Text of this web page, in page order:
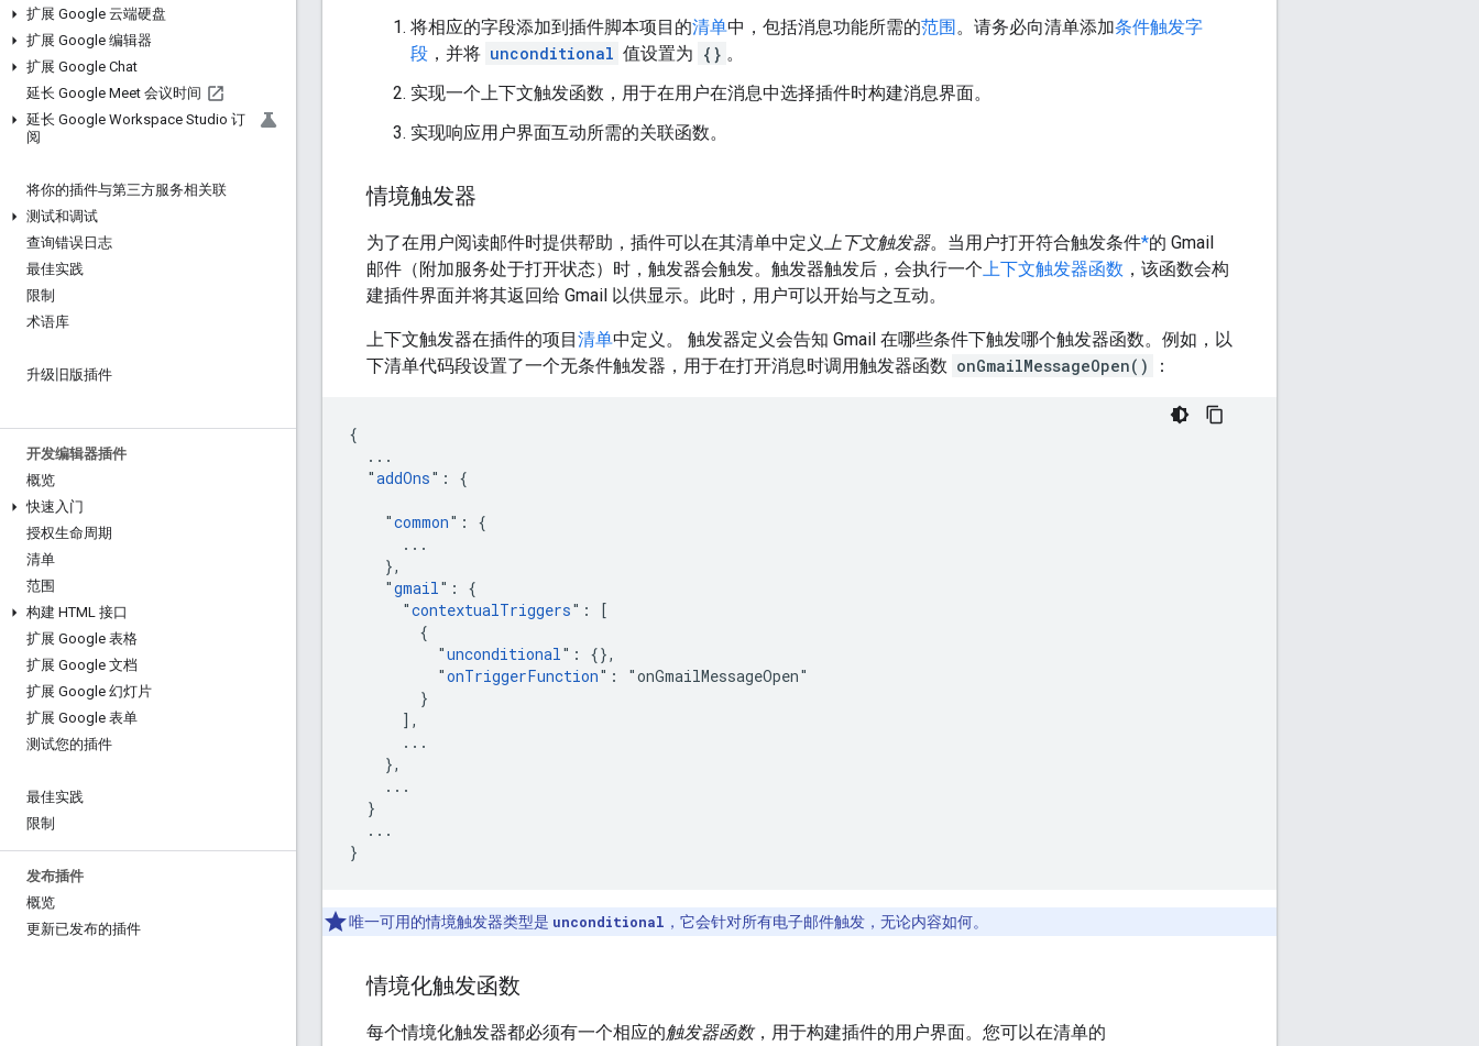
扩展 Google 云端硬盘
扩展 Google 编辑器
扩展 Google Chat
延长 Google Meet 会议时间
延长 Google Workspace Studio 订
阅
将你的插件与第三方服务相关联
测试和调试
查询错误日志
最佳实践
限制
术语库
升级旧版插件
开发编辑器插件
概览
快速入门
授权生命周期
清单
范围
构建 HTML 接口
扩展 Google 表格
扩展 Google 文档
扩展 Google 幻灯片
扩展 Google 表单
测试您的插件
最佳实践
限制
发布插件
概览
更新已发布的插件
将相应的字段添加到插件脚本项目的清单中，包括消息功能所需的范围。请务必向清单添加条件触发字
段 ，并将 unconditional 值设置为 {} 。
实现一个上下文触发函数，用于在用户在消息中选择插件时构建消息界面。
实现响应用户界面互动所需的关联函数。
情境触发器
为了在用户阅读邮件时提供帮助，插件可以在其清单中定义上下文触发器。当用户打开符合触发条件*的 Gmail
邮件（附加服务处于打开状态）时，触发器会触发。触发器触发后，会执行一个上下文触发器函数 ，该函数会构
建插件界面并将其返回给 Gmail 以供显示。此时，用户可以开始与之互动。
上下文触发器在插件的项目清单中定义。 触发器定义会告知 Gmail 在哪些条件下触发哪个触发器函数。例如，以
下清单代码段设置了一个无条件触发器，用于在打开消息时调用触发器函数 onGmailMessageOpen() ：
{
  ...
  "
addOns": {
    "
common": {
      ...
    },
    "
gmail": {
      "
contextualTriggers": [
        {
          "
unconditional": {},
          "
onTriggerFunction": "onGmailMessageOpen"
        }
      ],
      ...
    },
    ...
  }
  ...
}
唯一可用的情境触发器类型是 unconditional ，它会针对所有电子邮件触发，无论内容如何。
情境化触发函数
每个情境化触发器都必须有一个相应的触发器函数，用于构建插件的用户界面。您可以在清单的